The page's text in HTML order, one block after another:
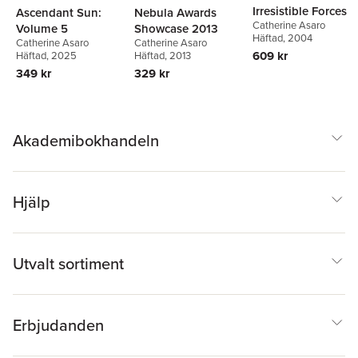
Ascendant Sun:
Volume 5
Catherine Asaro
Häftad, 2025
349 kr
Nebula Awards
Showcase 2013
Catherine Asaro
Häftad, 2013
329 kr
Irresistible Forces
Catherine Asaro
Häftad, 2004
609 kr
Akademibokhandeln
Hjälp
Utvalt sortiment
Erbjudanden